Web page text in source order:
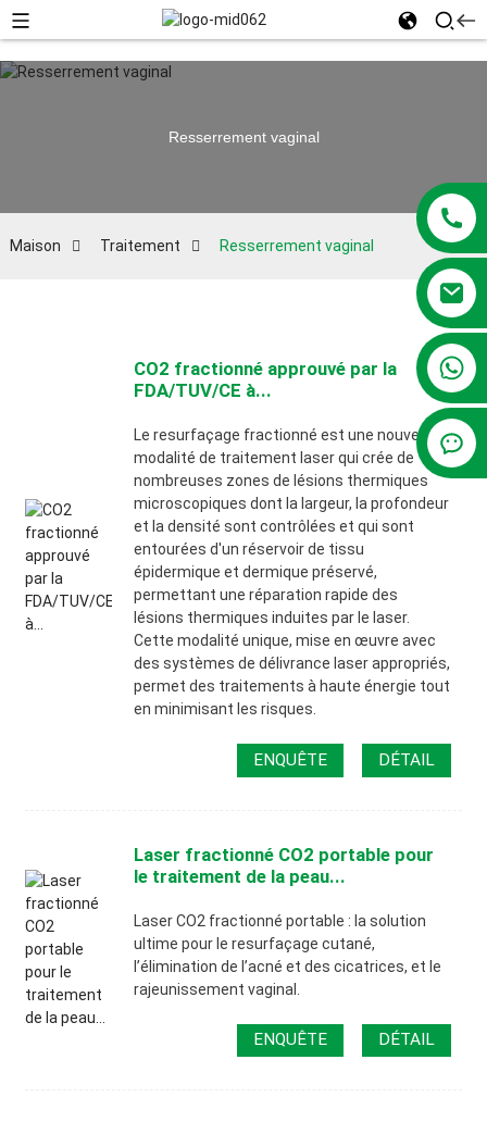
+86 13381209830
Resserrement vaginal
Maison Traitement Resserrement vaginal
CO2 fractionné approuvé par la
FDA/TUV/CE à...
Le resurfaçage fractionné est une nouvelle
modalité de traitement laser qui crée de
nombreuses zones de lésions thermiques
microscopiques dont la largeur, la profondeur
et la densité sont contrôlées et qui sont
entourées d'un réservoir de tissu
épidermique et dermique préservé,
permettant une réparation rapide des
lésions thermiques induites par le laser.
Cette modalité unique, mise en œuvre avec
des systèmes de délivrance laser appropriés,
permet des traitements à haute énergie tout
en minimisant les risques.
ENQUÊTE DÉTAIL
Laser fractionné CO2 portable pour
le traitement de la peau...
Laser CO2 fractionné portable : la solution
ultime pour le resurfaçage cutané,
l’élimination de l’acné et des cicatrices, et le
rajeunissement vaginal.
ENQUÊTE DÉTAIL